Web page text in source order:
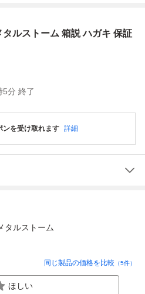
ルストーム 箱説 ハガキ 保証
5分 終了
ンを受け取れます 詳細
タルストーム
同じ製品の価格を比較 （5件）
ほしい